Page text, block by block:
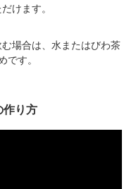
けます。
場合は、水またはびわ茶
です。
作り方